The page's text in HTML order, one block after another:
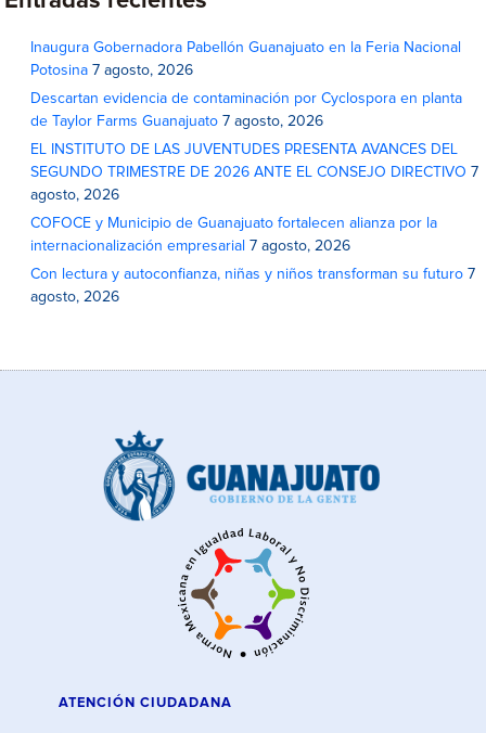
Inaugura Gobernadora Pabellón Guanajuato en la Feria Nacional
Potosina 7 agosto, 2026
Descartan evidencia de contaminación por Cyclospora en planta
de Taylor Farms Guanajuato 7 agosto, 2026
EL INSTITUTO DE LAS JUVENTUDES PRESENTA AVANCES DEL
SEGUNDO TRIMESTRE DE 2026 ANTE EL CONSEJO DIRECTIVO 7
agosto, 2026
COFOCE y Municipio de Guanajuato fortalecen alianza por la
internacionalización empresarial 7 agosto, 2026
Con lectura y autoconfianza, niñas y niños transforman su futuro 7
agosto, 2026
ATENCIÓN CIUDADANA